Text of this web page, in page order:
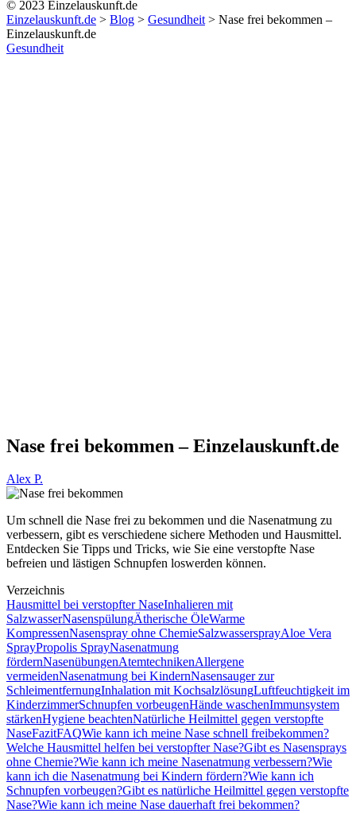
© 2023 Einzelauskunft.de
Einzelauskunft.de > Blog > Gesundheit > Nase frei bekommen –
Einzelauskunft.de
Gesundheit
Nase frei bekommen – Einzelauskunft.de
Alex P.
Um schnell die Nase frei zu bekommen und die Nasenatmung zu
verbessern, gibt es verschiedene sichere Methoden und Hausmittel.
Entdecken Sie Tipps und Tricks, wie Sie eine verstopfte Nase
befreien und lästigen Schnupfen loswerden können.
Verzeichnis
Hausmittel bei verstopfter NaseInhalieren mit
SalzwasserNasenspülungÄtherische ÖleWarme
KompressenNasenspray ohne ChemieSalzwassersprayAloe Vera
SprayPropolis SprayNasenatmung
fördernNasenübungenAtemtechnikenAllergene
vermeidenNasenatmung bei KindernNasensauger zur
SchleimentfernungInhalation mit KochsalzlösungLuftfeuchtigkeit im
KinderzimmerSchnupfen vorbeugenHände waschenImmunsystem
stärkenHygiene beachtenNatürliche Heilmittel gegen verstopfte
NaseFazitFAQWie kann ich meine Nase schnell freibekommen?
Welche Hausmittel helfen bei verstopfter Nase?Gibt es Nasensprays
ohne Chemie?Wie kann ich meine Nasenatmung verbessern?Wie
kann ich die Nasenatmung bei Kindern fördern?Wie kann ich
Schnupfen vorbeugen?Gibt es natürliche Heilmittel gegen verstopfte
Nase?Wie kann ich meine Nase dauerhaft frei bekommen?